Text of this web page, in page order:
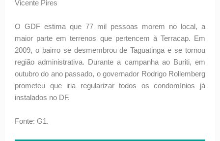
Vicente Pires
O GDF estima que 77 mil pessoas morem no local, a
maior parte em terrenos que pertencem à Terracap. Em
2009, o bairro se desmembrou de Taguatinga e se tornou
região administrativa. Durante a campanha ao Buriti, em
outubro do ano passado, o governador Rodrigo Rollemberg
prometeu que iria regularizar todos os condomínios já
instalados no DF.
Fonte: G1.